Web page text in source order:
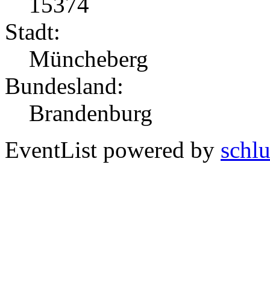
Stadt:
Müncheberg
Bundesland:
Brandenburg
EventList powered by